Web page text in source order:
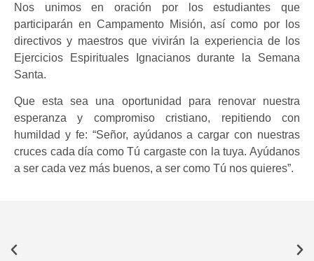
Nos unimos en oración por los estudiantes que
participarán en Campamento Misión, así como por los
directivos y maestros que vivirán la experiencia de los
Ejercicios Espirituales Ignacianos durante la Semana
Santa.
Que esta sea una oportunidad para renovar nuestra
esperanza y compromiso cristiano, repitiendo con
humildad y fe: “Señor, ayúdanos a cargar con nuestras
cruces cada día como Tú cargaste con la tuya. Ayúdanos
a ser cada vez más buenos, a ser como Tú nos quieres”.